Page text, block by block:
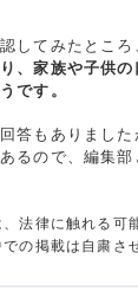
してみたところ
、家族や子供
です。
答もありまし
るので、編集
法律に触れる可
の掲載は自粛さ